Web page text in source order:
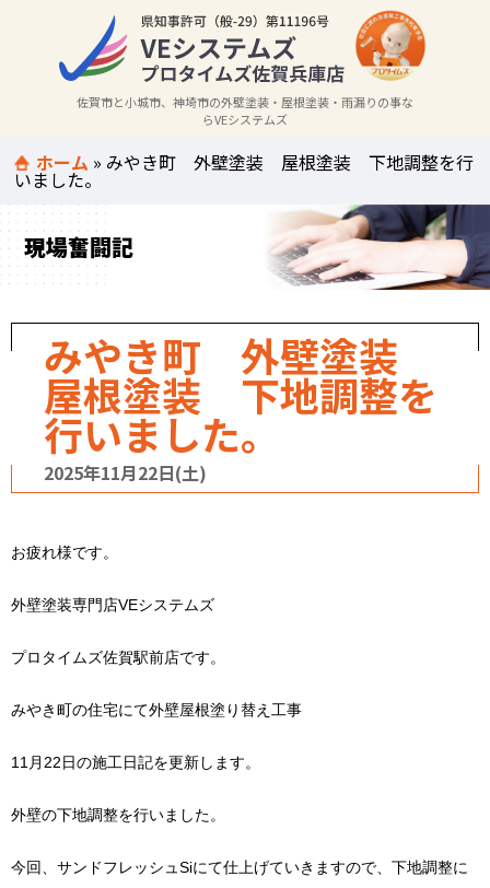
佐賀市と小城市、神埼市の外壁塗装・屋根塗装・雨漏りの事な
らVEシステムズ
ホーム » みやき町 外壁塗装 屋根塗装 下地調整を行
いました。
現場奮闘記
みやき町 外壁塗装
屋根塗装 下地調整を
行いました。
2025年11月22日(土)
お疲れ様です。
外壁塗装専門店VEシステムズ
プロタイムズ佐賀駅前店です。
みやき町の住宅にて外壁屋根塗り替え工事
11月22日の施工日記を更新します。
外壁の下地調整を行いました。
今回、サンドフレッシュSiにて仕上げていきますので、下地調整に